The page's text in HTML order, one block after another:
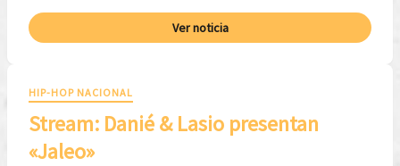
Ver noticia
HIP-HOP NACIONAL
Stream: Danié & Lasio presentan
«Jaleo»